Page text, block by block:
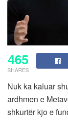
465
SHARES
Nuk ka kaluar
ardhmen e
shkurtër kjo e